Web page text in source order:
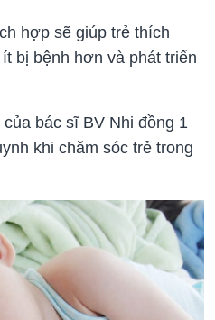
hợp sẽ giúp trẻ thích
bị bệnh hơn và phát triển
bác sĩ BV Nhi đồng 1
khi chăm sóc trẻ trong